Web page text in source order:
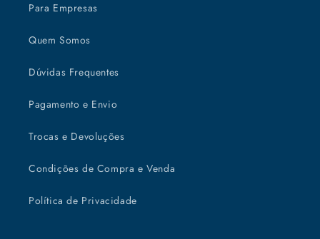
Para Empresas
Quem Somos
Dúvidas Frequentes
Pagamento e Envio
Trocas e Devoluções
Condições de Compra e Venda
Política de Privacidade